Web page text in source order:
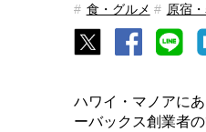
食・グルメ 原宿
ハワイ・マノアに
ーバックス創業者